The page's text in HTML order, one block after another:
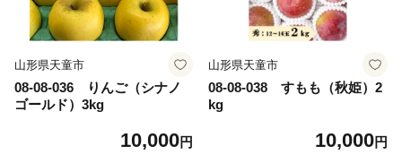
山形県天童市
08-08-036 りんご（シナノ
ゴールド）3kg
10,000円
山形県天童市
08-08-038 すもも（秋姫）2
kg
10,000円